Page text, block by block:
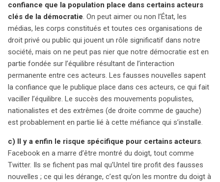
confiance que la population place dans certains acteurs
clés de la démocratie. On peut aimer ou non l’État, les
médias, les corps constitués et toutes ces organisations de
droit privé ou public qui jouent un rôle significatif dans notre
société, mais on ne peut pas nier que notre démocratie est en
partie fondée sur l’équilibre résultant de l’interaction
permanente entre ces acteurs. Les fausses nouvelles sapent
la confiance que le publique place dans ces acteurs, ce qui fait
vaciller l’équilibre. Le succès des mouvements populistes,
nationalistes et des extrêmes (de droite comme de gauche)
est probablement en partie lié à cette méfiance qui s’installe.
c) Il y a enfin le risque spécifique pour certains acteurs.
Facebook en a marre d’être montré du doigt, tout comme
Twitter. Ils se fichent pas mal qu’Untel tire profit des fausses
nouvelles ; ce qui les dérange, c’est qu’on les montre du doigt à